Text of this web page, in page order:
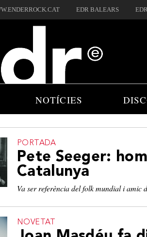
EDR BALEARS
NOTÍCIES
PORTADA
Pete Seeger:
Catalunya
Va ser referència del folk mundial i amic
NOVETAT